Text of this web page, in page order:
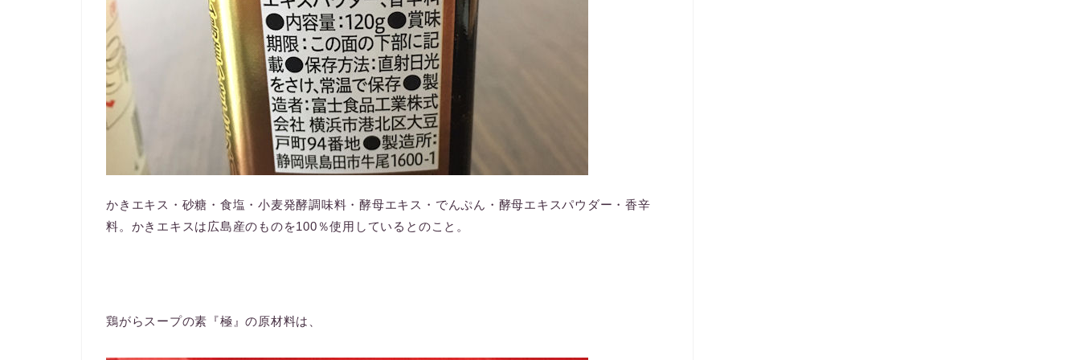
かきエキス・砂糖・食塩・小麦発酵調味料・酵母エキス・でんぷん・酵母エキスパウダー・香辛
料。かきエキスは広島産のものを100％使用しているとのこと。
鶏がらスープの素『極』の原材料は、